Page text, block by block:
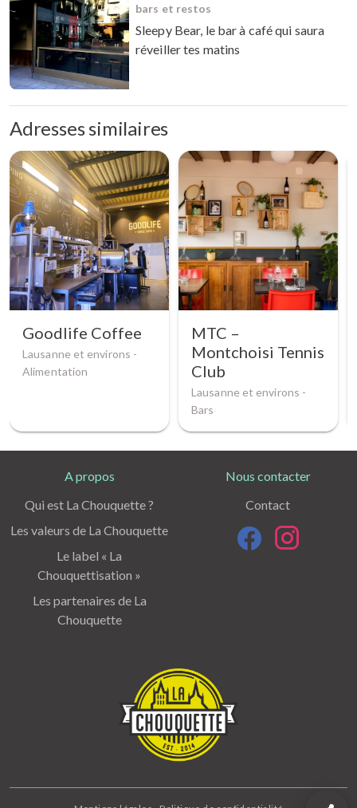
bars et restos
Sleepy Bear, le bar à café qui saura
réveiller tes matins
Adresses similaires
Goodlife Coffee
Lausanne et environs -
Alimentation
MTC –
Montchoisi Tennis
Club
Lausanne et environs -
Bars
A propos
Qui est La Chouquette ?
Les valeurs de La Chouquette
Le label « La
Chouquettisation »
Les partenaires de La
Chouquette
Nous contacter
Contact